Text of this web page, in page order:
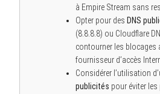
à Empire Stream sans
Opter pour des DNS
(8.8.8.8) ou Cloudflare
contourner les blocages
fournisseur d’accès
Considérer l’utilisation
publicités pour éviter